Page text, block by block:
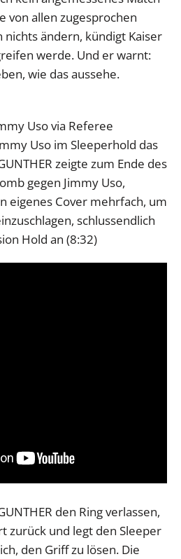
von allen zugesprochen
nichts ändern, kündigt Kaiser
werde. Und er warnt:
wie das aussehe.
Uso via Referee
Uso im Sleeperhold das
zeigte zum Ende des
gegen Jimmy Uso,
eigenes Cover mehrfach, um
schlussendlich
Hold an (8:32)
den Ring verlassen,
zurück und legt den Sleeper
den Griff zu lösen. Die